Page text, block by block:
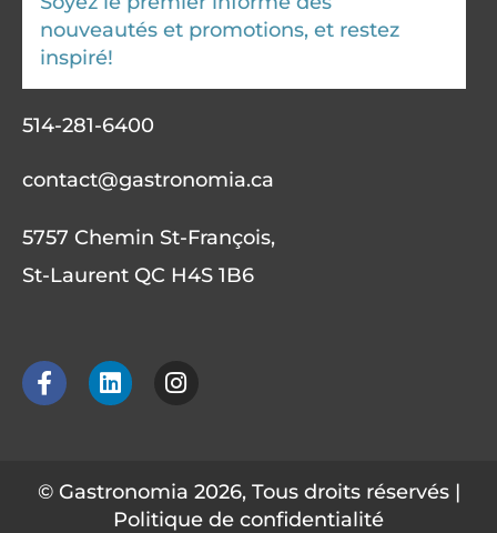
nouveautés et promotions, et restez
inspiré!
514-281-6400
contact@gastronomia.ca
5757 Chemin St-François,
St-Laurent QC H4S 1B6
F
a
o
L
i
d
I
n
g
r
© Gastronomia 2026, Tous droits réservés |
Politique de confidentialité